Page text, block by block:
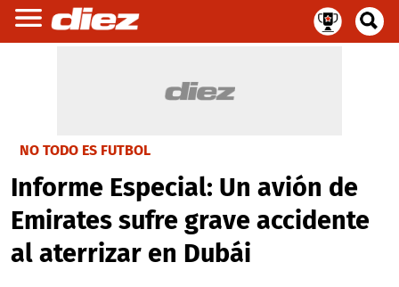
NO TODO ES FUTBOL
Informe Especial: Un avión de
Emirates sufre grave accidente
al aterrizar en Dubái